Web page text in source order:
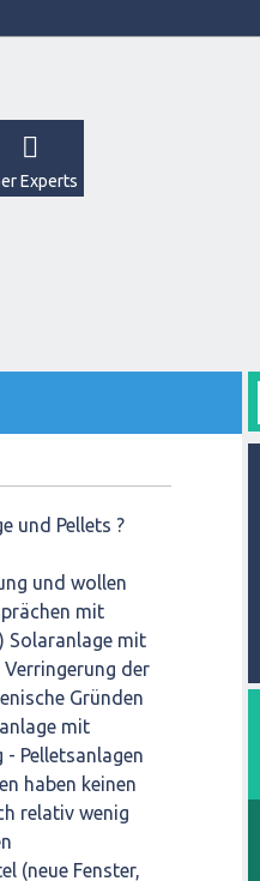
Experts
und Pellets ?
und wollen
mit
Solaranlage mit
der
Gründen
mit
Pelletsanlagen
haben keinen
relativ wenig
(neue Fenster,